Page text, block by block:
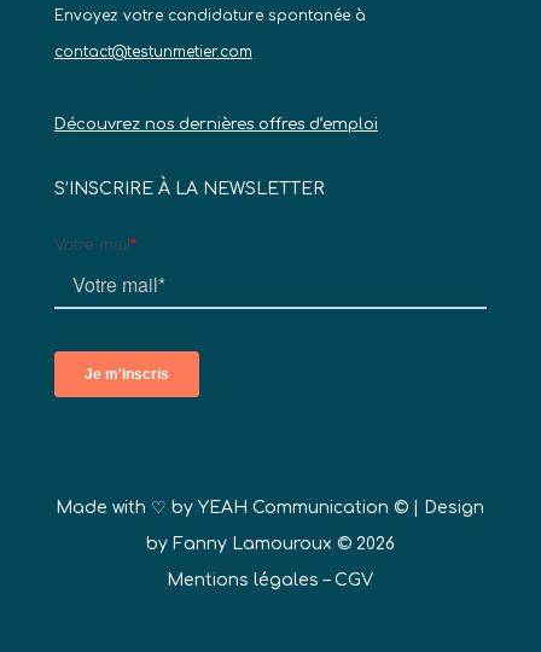
Envoyez votre candidature spontanée à
contact@testunmetier.com
Découvrez nos dernières offres d’emploi
S’INSCRIRE À LA NEWSLETTER
Made with ♡ byYEAH Communication © | Design
by Fanny Lamouroux © 2026
Mentions légales –CGV